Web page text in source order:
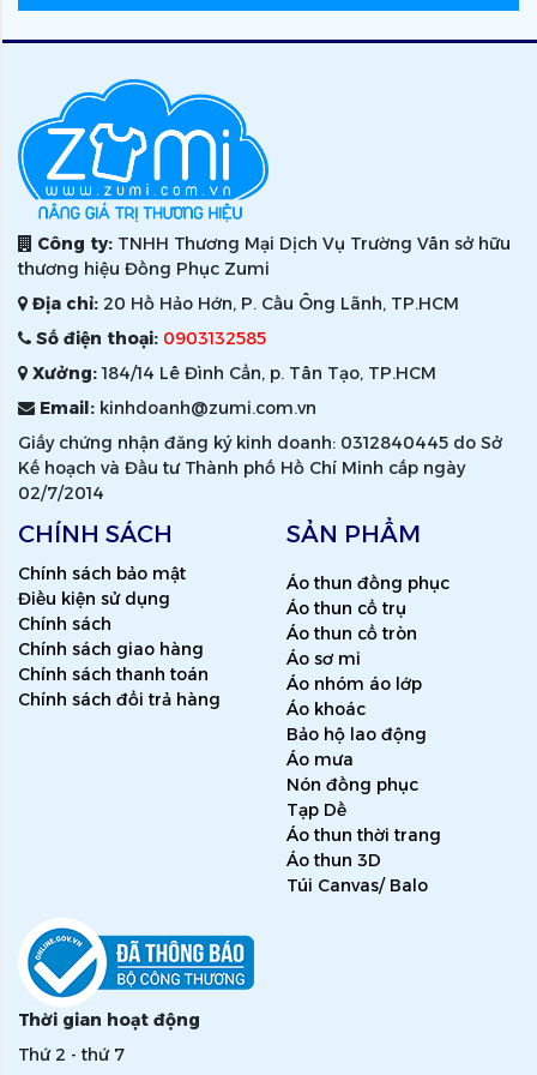
Công ty: TNHH Thương Mại Dịch Vụ Trường Vân sở hữu
thương hiệu Đồng Phục Zumi
Địa chỉ: 20 Hồ Hảo Hớn, P. Cầu Ông Lãnh, TP.HCM
Số điện thoại: 0903132585
Xưởng:184/14 Lê Đình Cẩn, p. Tân Tạo, TP.HCM
Email: kinhdoanh@zumi.com.vn
Giấy chứng nhận đăng ký kinh doanh: 0312840445 do Sở
Kế hoạch và Đầu tư Thành phố Hồ Chí Minh cấp ngày
02/7/2014
CHÍNH SÁCH
Chính sách bảo mật
Điều kiện sử dụng
Chính sách
Chính sách giao hàng
Chính sách thanh toán
Chính sách đổi trả hàng
SẢN PHẨM
Áo thun đồng phục
Áo thun cổ trụ
Áo thun cổ tròn
Áo sơ mi
Áo nhóm áo lớp
Áo khoác
Bảo hộ lao động
Áo mưa
Nón đồng phục
Tạp Dề
Áo thun thời trang
Áo thun 3D
Túi Canvas/ Balo
Thời gian hoạt động
Thứ 2 - thứ 7